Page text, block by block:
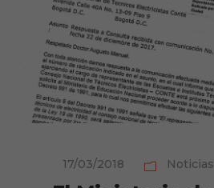
17/03/2018 Noticias